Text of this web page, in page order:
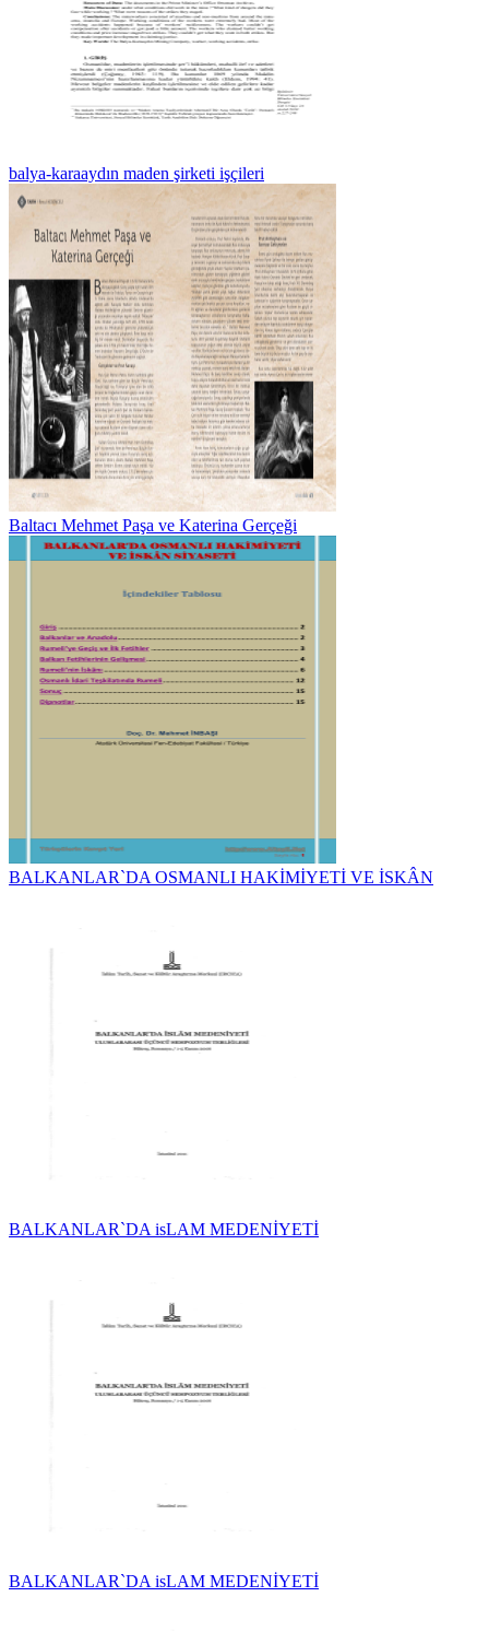
balya-karaaydın maden şirketi işçileri
Baltacı Mehmet Paşa ve Katerina Gerçeği
BALKANLAR`DA OSMANLI HAKİMİYETİ VE İSKÂN
BALKANLAR`DA isLAM MEDENİYETİ
BALKANLAR`DA isLAM MEDENİYETİ